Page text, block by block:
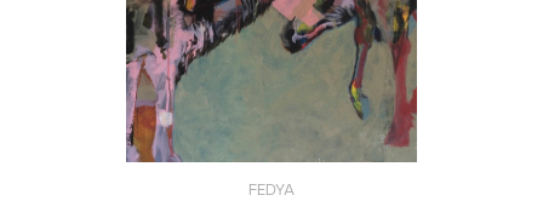
FEDYA